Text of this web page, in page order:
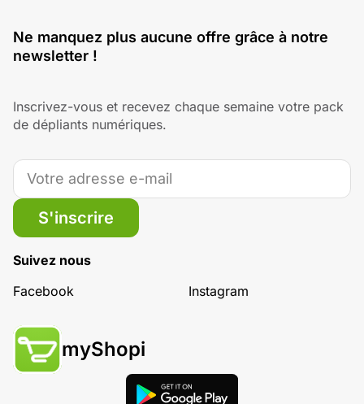
Ne manquez plus aucune offre grâce à notre
newsletter !
Inscrivez-vous et recevez chaque semaine votre pack
de dépliants numériques.
S'inscrire
Suivez nous
Facebook
Instagram
myShopi